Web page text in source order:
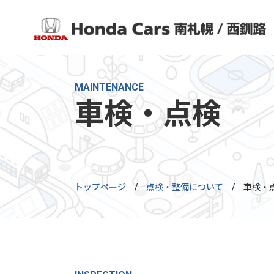
MAINTENANCE
車検・点検
トップページ / 点検・整備について / 車検・